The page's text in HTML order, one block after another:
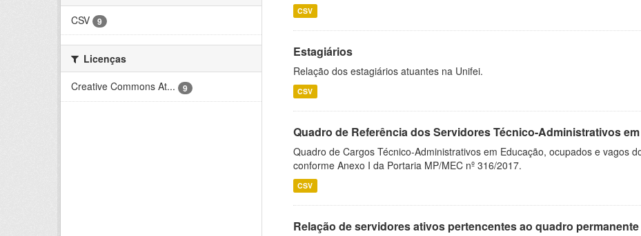
CSV
9
Licenças
Creative Commons At...
9
CSV
Estagiários
Relação dos estagiários atuantes na Unifei.
CSV
Quadro de Referência dos Servidores Técnico-Administrativos
Quadro de Cargos Técnico-Administrativos em Educação, ocupados e vagos
conforme Anexo I da Portaria MP/MEC nº 316/2017.
CSV
Relação de servidores ativos pertencentes ao quadro